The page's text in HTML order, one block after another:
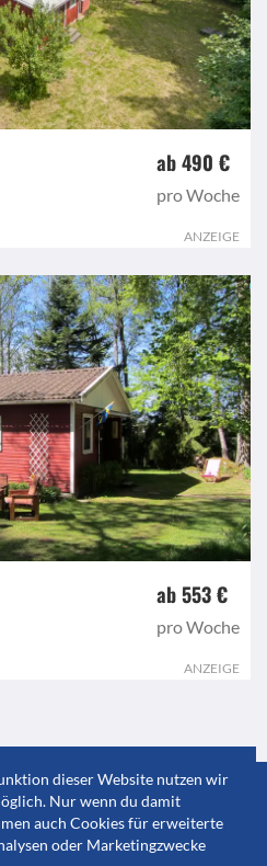
dieser Website nutzen wir
Nur wenn du damit
auch Cookies für erweiterte
oder Marketingzwecke
ab 490 €
pro Woche
ANZEIGE
ab 553 €
pro Woche
ANZEIGE
|Cookie